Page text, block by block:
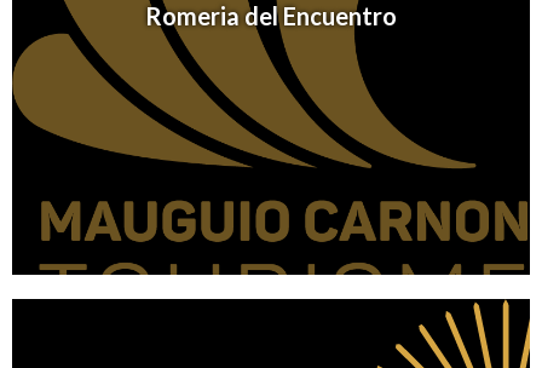
Romeria del Encuentro